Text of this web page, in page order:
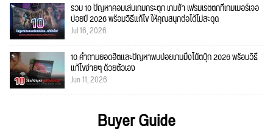
รวม 10 ปัญหาคอมเล่นเกมกระตุก เกมช้า เฟรมเรตตกที่เกมเมอร์เจอ
บ่อยปี 2026 พร้อมวิธีแก้ไข ให้คุณสนุกต่อได้ไม่สะดุด
Jul 16, 2026
10 คำถามยอดฮิตและปัญหาพบบ่อยเกมมิ่งโน้ตบุ๊ก 2026 พร้อมวิธี
แก้ไขง่ายๆ ด้วยตัวเอง
Jun 11, 2026
Buyer Guide